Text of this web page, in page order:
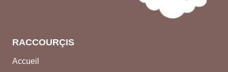
RACCOURÇIS
Accueil